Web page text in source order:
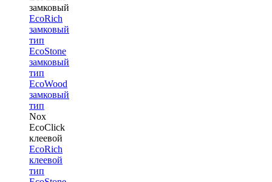
замковый
EcoRich
замковый
тип
EcoStone
замковый
тип
EcoWood
замковый
тип
Nox
EcoClick
клеевой
EcoRich
клеевой
тип